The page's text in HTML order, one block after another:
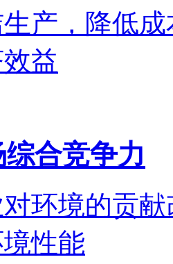
产，降低成
益
合竞争力
环境的贡献
性能